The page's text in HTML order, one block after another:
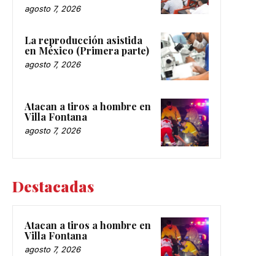
agosto 7, 2026
La reproducción asistida
en México (Primera parte)
agosto 7, 2026
Atacan a tiros a hombre en
Villa Fontana
agosto 7, 2026
Destacadas
Atacan a tiros a hombre en
Villa Fontana
agosto 7, 2026